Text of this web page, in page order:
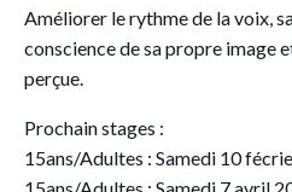
Améliorer le rythme de la voix,
conscience de sa propre image
perçue.
Prochain stages :
15ans/Adultes : Samedi 10